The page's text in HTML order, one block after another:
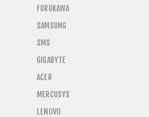
FURUKAWA
SAMSUNG
SMS
GIGABYTE
ACER
MERCUSYS
LENOVO